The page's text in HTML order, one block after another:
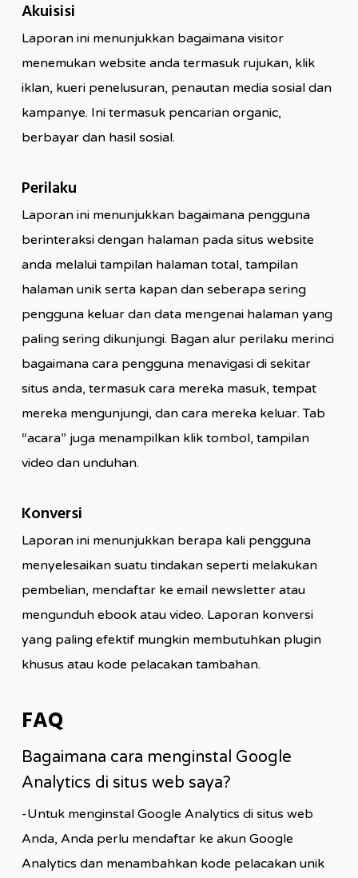
Akuisisi
Laporan ini menunjukkan bagaimana visitor
menemukan website anda termasuk rujukan, klik
iklan, kueri penelusuran, penautan media sosial dan
kampanye. Ini termasuk pencarian organic,
berbayar dan hasil sosial.
Perilaku
Laporan ini menunjukkan bagaimana pengguna
berinteraksi dengan halaman pada situs website
anda melalui tampilan halaman total, tampilan
halaman unik serta kapan dan seberapa sering
pengguna keluar dan data mengenai halaman yang
paling sering dikunjungi. Bagan alur perilaku merinci
bagaimana cara pengguna menavigasi di sekitar
situs anda, termasuk cara mereka masuk, tempat
mereka mengunjungi, dan cara mereka keluar. Tab
“acara” juga menampilkan klik tombol, tampilan
video dan unduhan.
Konversi
Laporan ini menunjukkan berapa kali pengguna
menyelesaikan suatu tindakan seperti melakukan
pembelian, mendaftar ke email newsletter atau
mengunduh ebook atau video. Laporan konversi
yang paling efektif mungkin membutuhkan plugin
khusus atau kode pelacakan tambahan.
FAQ
Bagaimana cara menginstal Google
Analytics di situs web saya?
-Untuk menginstal Google Analytics di situs web
Anda, Anda perlu mendaftar ke akun Google
Analytics dan menambahkan kode pelacakan unik